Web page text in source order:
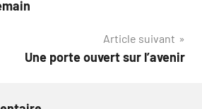
Article suivant
Une porte ouvert sur l’avenir